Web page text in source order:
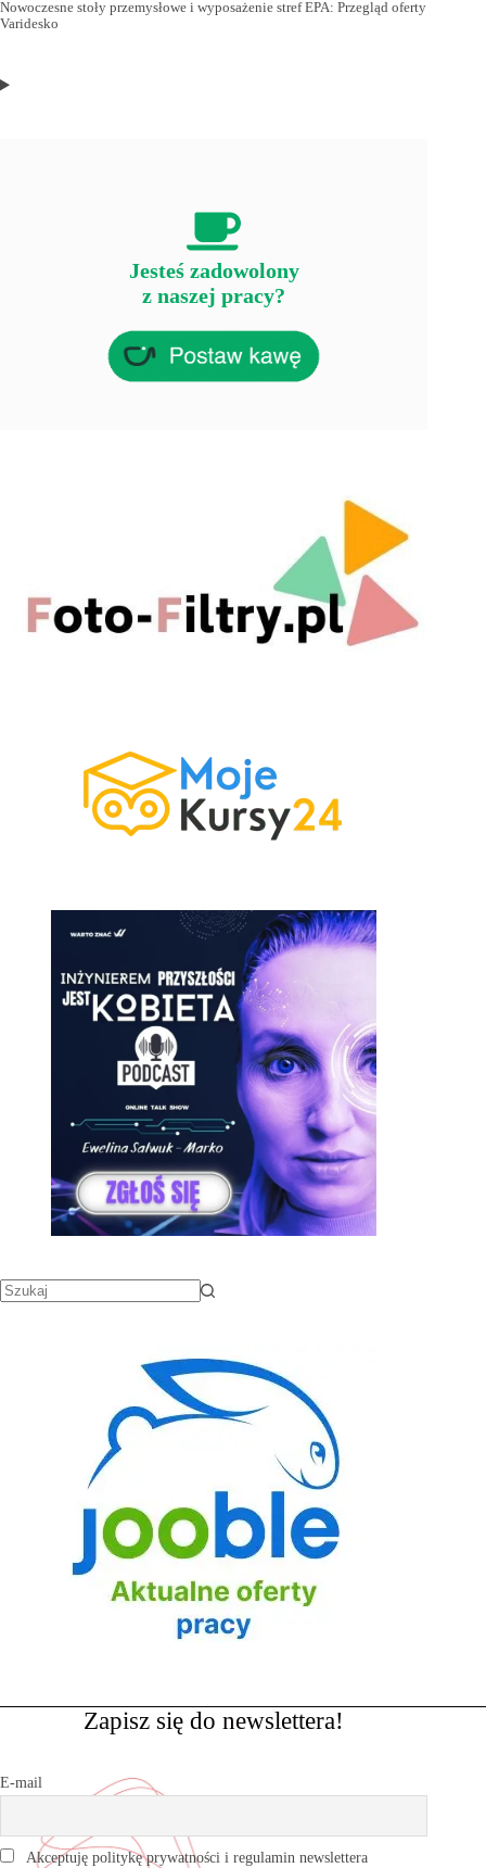
Nowoczesne stoły przemysłowe i wyposażenie stref EPA: Przegląd oferty
Varidesko
Jesteś zadowolony
z naszej pracy?
Zapisz się do newslettera!
E-mail
Akceptuję politykę prywatności i regulamin newslettera